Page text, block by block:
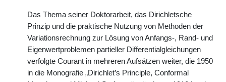
Das Thema seiner Doktorarbeit, das Dirichletsche
Prinzip und die praktische Nutzung von Methoden der
Variationsrechnung zur Lösung von Anfangs-, Rand- und
Eigenwertproblemen partieller Differentialgleichungen
verfolgte Courant in mehreren Aufsätzen weiter, die 1950
in die Monografie „Dirichlet’s Principle, Conformal